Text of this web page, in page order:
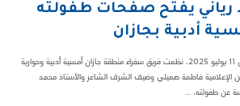
رياني يفتح صفحات طفولته
أدبية بجازان
في مساء يوم الجمعة الموافق 11 يوليو 2025، نظمت فريق سفراء منطقة جازان أمسية أدبية وحوارية
الإعلامية فاطمة صميلي وضيف الشرف الشاعر والأستاذ محمد
عن طفولته، ...